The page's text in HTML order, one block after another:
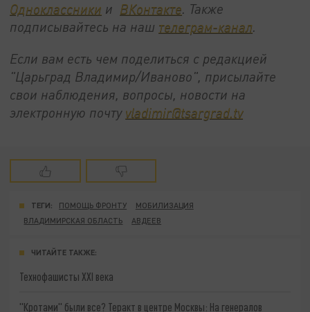
Одноклассники и ВКонтакте. Также
подписывайтесь на наш телеграм-канал.
Если вам есть чем поделиться с редакцией
"Царьград Владимир/Иваново", присылайте
свои наблюдения, вопросы, новости на
электронную почту vladimir@tsargrad.tv
ТЕГИ: ПОМОЩЬ ФРОНТУ
МОБИЛИЗАЦИЯ
ВЛАДИМИРСКАЯ ОБЛАСТЬ
АВДЕЕВ
ЧИТАЙТЕ ТАКЖЕ:
Технофашисты XXI века
"Кротами" были все? Теракт в центре Москвы: На генералов